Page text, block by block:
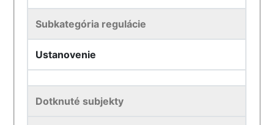
Subkategória regulácie
Ustanovenie
Dotknuté subjekty